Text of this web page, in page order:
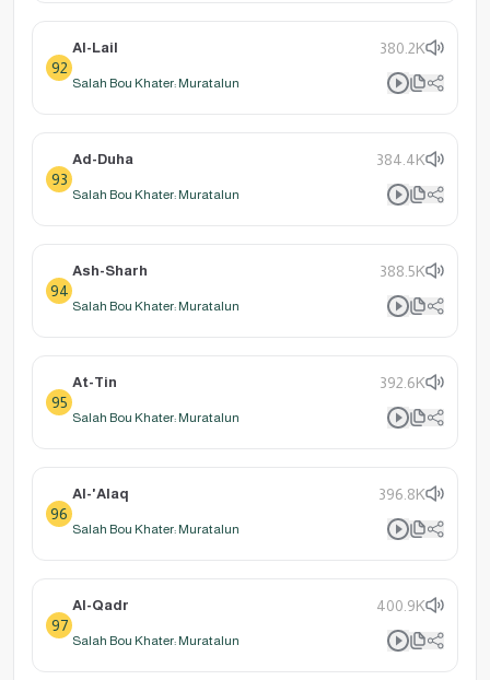
92
Al-Lail 380.2K
Salah Bou Khater: Muratalun
93
Ad-Duha 384.4K
Salah Bou Khater: Muratalun
94
Ash-Sharh 388.5K
Salah Bou Khater: Muratalun
95
At-Tin 392.6K
Salah Bou Khater: Muratalun
96
Al-'Alaq 396.8K
Salah Bou Khater: Muratalun
97
Al-Qadr 400.9K
Salah Bou Khater: Muratalun